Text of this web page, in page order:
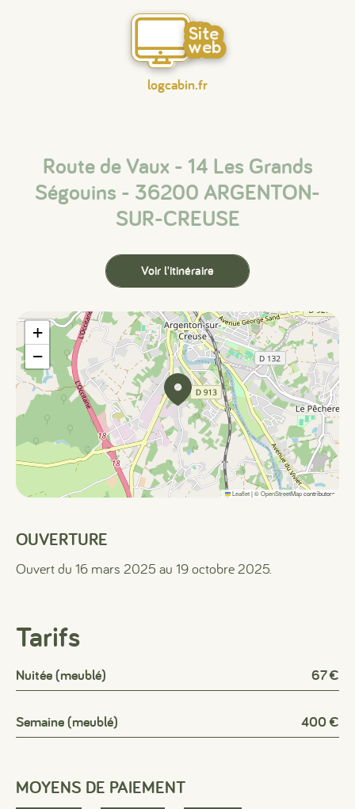
Site
web
logcabin.fr
Route de Vaux - 14 Les Grands
Ségouins - 36200 ARGENTON-
SUR-CREUSE
Voir l'itinéraire
+
−
Leaflet|©OpenStreetMapcontributors
OUVERTURE
Ouvert du 16 mars 2025 au 19 octobre 2025.
Tarifs
Nuitée (meublé) 67 €
Semaine (meublé) 400 €
MOYENS DE PAIEMENT